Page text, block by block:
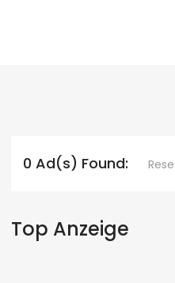
0 Ad(s) Found:
Top Anzeige